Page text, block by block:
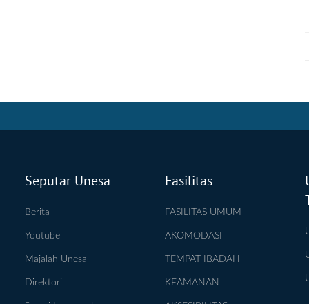
Seputar Unesa
Berita
Youtube
Majalah Unesa
Direktori
Fasilitas
FASILITAS UMUM
AKOMODASI
TEMPAT IBADAH
KEAMANAN